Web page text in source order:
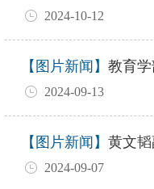
2024-10-12
【图片新闻】 教育
2024-09-13
【图片新闻】 黄文
2024-09-07